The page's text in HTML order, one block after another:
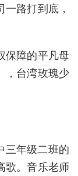
路打到底，
保障的平凡母
，台湾玫瑰少
三年级二班的
歌。音乐老师